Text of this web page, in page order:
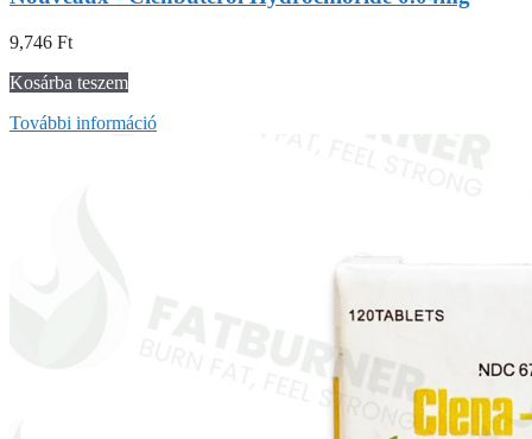
9,746 Ft
Kosárba teszem
További információ